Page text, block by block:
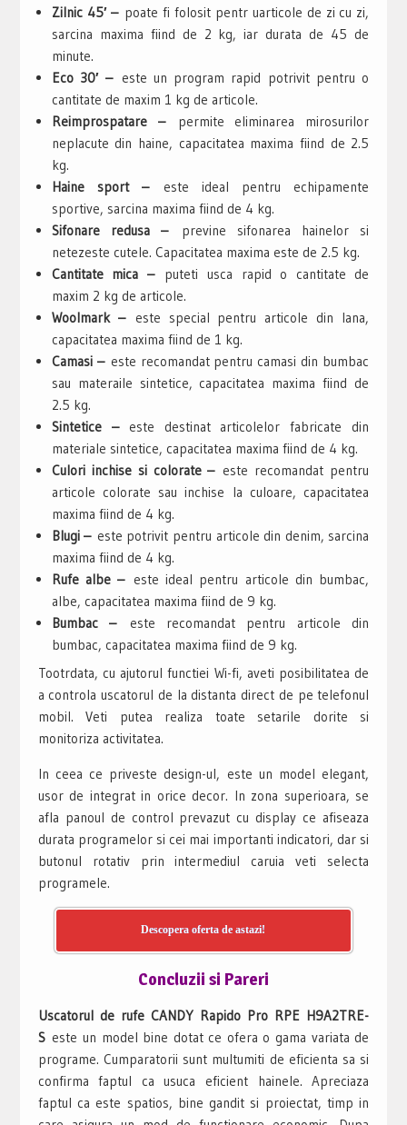
Zilnic 45′ – poate fi folosit pentr uarticole de zi cu zi,
sarcina maxima fiind de 2 kg, iar durata de 45 de
minute.
Eco 30′ – este un program rapid potrivit pentru o
cantitate de maxim 1 kg de articole.
Reimprospatare – permite eliminarea mirosurilor
neplacute din haine, capacitatea maxima fiind de 2.5
kg.
Haine sport – este ideal pentru echipamente
sportive, sarcina maxima fiind de 4 kg.
Sifonare redusa – previne sifonarea hainelor si
netezeste cutele. Capacitatea maxima este de 2.5 kg.
Cantitate mica – puteti usca rapid o cantitate de
maxim 2 kg de articole.
Woolmark – este special pentru articole din lana,
capacitatea maxima fiind de 1 kg.
Camasi – este recomandat pentru camasi din bumbac
sau materaile sintetice, capacitatea maxima fiind de
2.5 kg.
Sintetice –este destinat articolelor fabricate din
materiale sintetice, capacitatea maxima fiind de 4 kg.
Culori inchise si colorate – este recomandat pentru
articole colorate sau inchise la culoare, capacitatea
maxima fiind de 4 kg.
Blugi – este potrivit pentru articole din denim, sarcina
maxima fiind de 4 kg.
Rufe albe – este ideal pentru articole din bumbac,
albe, capacitatea maxima fiind de 9 kg.
Bumbac – este recomandat pentru articole din
bumbac, capacitatea maxima fiind de 9 kg.
Tootrdata, cu ajutorul functiei Wi-fi, aveti posibilitatea de
a controla uscatorul de la distanta direct de pe telefonul
mobil. Veti putea realiza toate setarile dorite si
monitoriza activitatea.
In ceea ce priveste design-ul, este un model elegant,
usor de integrat in orice decor. In zona superioara, se
afla panoul de control prevazut cu display ce afiseaza
durata programelor si cei mai importanti indicatori, dar si
butonul rotativ prin intermediul caruia veti selecta
programele.
Descopera oferta de astazi!
Concluzii si Pareri
Uscatorul de rufe CANDY Rapido Pro RPE H9A2TRE-
S este un model bine dotat ce ofera o gama variata de
programe. Cumparatorii sunt multumiti de eficienta sa si
confirma faptul ca usuca eficient hainele. Apreciaza
faptul ca este spatios, bine gandit si proiectat, timp in